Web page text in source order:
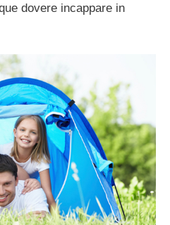
dovere incappare in